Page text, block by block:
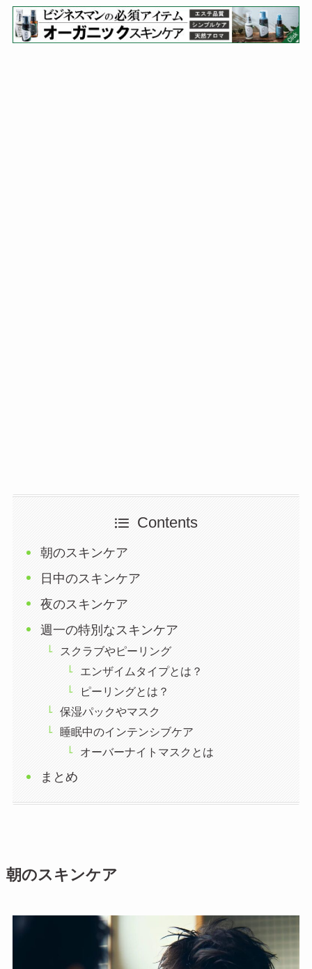
Contents
朝のスキンケア
日中のスキンケア
夜のスキンケア
週一の特別なスキンケア
スクラブやピーリング
エンザイムタイプとは？
ピーリングとは？
保湿パックやマスク
睡眠中のインテンシブケア
オーバーナイトマスクとは
まとめ
朝のスキンケア